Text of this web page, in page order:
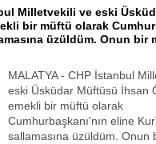
Milletvekili ve eski
bir müftü olarak
üzüldüm. Onun bir
MALATYA - CHP İstanbul
eski Üsküdar Müftüsü İhsan
emekli bir müftü olarak
Cumhurbaşkanı'nın eline
sallamasına üzüldüm. Onun